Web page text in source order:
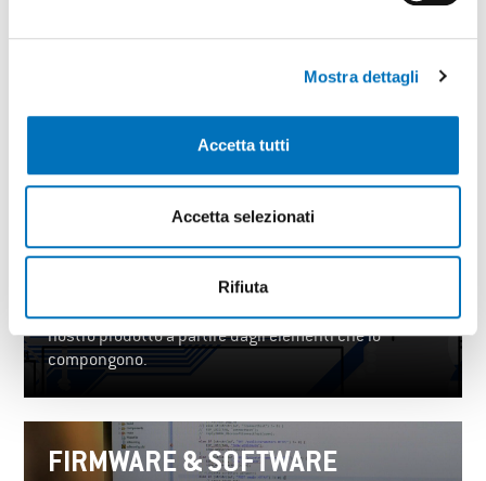
Mostra dettagli
Accetta tutti
Accetta selezionati
Rifiuta
COME LO FACCIAMO
HARDWARE
Il mondo della componentistica elettronica è in
continua evoluzione, DTI si impegna costantemente
componenti elettronici che soddisfino i più alti
standard qualitativi. Garantiamo la longevità del
nostro prodotto a partire dagli elementi che lo
compongono.
FIRMWARE & SOFTWARE